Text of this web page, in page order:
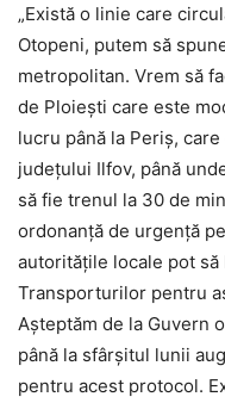
„Există o linie care
Otopeni, putem să
metropolitan. Vrem să
de Ploieşti care este
lucru până la Periş,
judeţului Ilfov, până
să fie trenul la 30 de
ordonanţă de urgenţă
autorităţile locale pot
Transporturilor pentru
Aşteptăm de la Guvern
până la sfârşitul lunii
pentru acest protocol.